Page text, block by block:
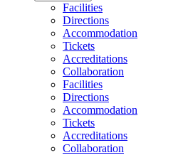
Facilities
Directions
Accommodation
Tickets
Accreditations
Collaboration
Facilities
Directions
Accommodation
Tickets
Accreditations
Collaboration